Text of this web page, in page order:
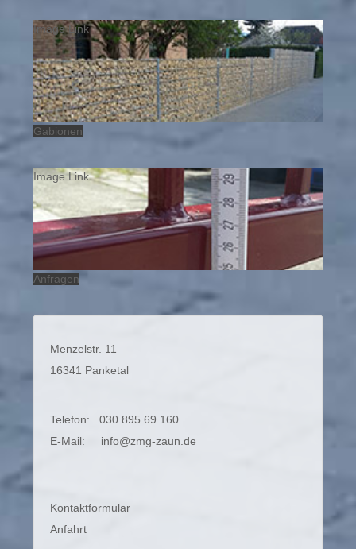
Image Link
Gabionen
Image Link
Anfragen
Menzelstr. 11
16341 Panketal
Telefon: 030.895.69.160
E-Mail: info@zmg-zaun.de
Kontaktformular
Anfahrt